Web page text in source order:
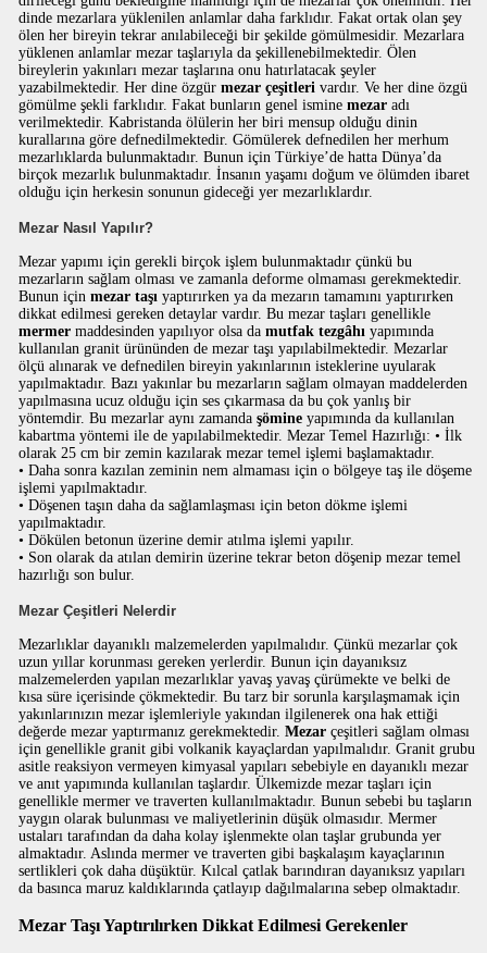
dinde mezarlara yüklenilen anlamlar daha farklıdır. Fakat ortak olan şey
ölen her bireyin tekrar anılabileceği bir şekilde gömülmesidir. Mezarlara
yüklenen anlamlar mezar taşlarıyla da şekillenebilmektedir. Ölen
bireylerin yakınları mezar taşlarına onu hatırlatacak şeyler
yazabilmektedir. Her dine özgürmezar çeşitleri vardır. Ve her dine özgü
gömülme şekli farklıdır. Fakat bunların genel isminemezar adı
verilmektedir. Kabristanda ölülerin her biri mensup olduğu dinin
kurallarına göre defnedilmektedir. Gömülerek defnedilen her merhum
mezarlıklarda bulunmaktadır. Bunun için Türkiye’de hatta Dünya’da
birçok mezarlık bulunmaktadır. İnsanın yaşamı doğum ve ölümden ibaret
olduğu için herkesin sonunun gideceği yer mezarlıklardır.
Mezar Nasıl Yapılır?
Mezar yapımı için gerekli birçok işlem bulunmaktadır çünkü bu
mezarların sağlam olması ve zamanla deforme olmaması gerekmektedir.
Bunun içinmezar taşı yaptırırken ya da mezarın tamamını yaptırırken
dikkat edilmesi gereken detaylar vardır. Bu mezar taşları genellikle
mermer maddesinden yapılıyor olsa damutfak tezgâhı yapımında
kullanılan granit ürününden de mezar taşı yapılabilmektedir. Mezarlar
ölçü alınarak ve defnedilen bireyin yakınlarının isteklerine uyularak
yapılmaktadır. Bazı yakınlar bu mezarların sağlam olmayan maddelerden
yapılmasına ucuz olduğu için ses çıkarmasa da bu çok yanlış bir
yöntemdir. Bu mezarlar aynı zamandaşömine yapımında da kullanılan
kabartma yöntemi ile de yapılabilmektedir. Mezar Temel Hazırlığı: • İlk
olarak 25 cm bir zemin kazılarak mezar temel işlemi başlamaktadır.
• Daha sonra kazılan zeminin nem almaması için o bölgeye taş ile döşeme
işlemi yapılmaktadır.
• Döşenen taşın daha da sağlamlaşması için beton dökme işlemi
yapılmaktadır.
• Dökülen betonun üzerine demir atılma işlemi yapılır.
• Son olarak da atılan demirin üzerine tekrar beton döşenip mezar temel
hazırlığı son bulur.
Mezar Çeşitleri Nelerdir
Mezarlıklar dayanıklı malzemelerden yapılmalıdır. Çünkü mezarlar çok
uzun yıllar korunması gereken yerlerdir. Bunun için dayanıksız
malzemelerden yapılan mezarlıklar yavaş yavaş çürümekte ve belki de
kısa süre içerisinde çökmektedir. Bu tarz bir sorunla karşılaşmamak için
yakınlarınızın mezar işlemleriyle yakından ilgilenerek ona hak ettiği
değerde mezar yaptırmanız gerekmektedir.Mezar çeşitleri sağlam olması
için genellikle granit gibi volkanik kayaçlardan yapılmalıdır. Granit grubu
asitle reaksiyon vermeyen kimyasal yapıları sebebiyle en dayanıklı mezar
ve anıt yapımında kullanılan taşlardır. Ülkemizde mezar taşları için
genellikle mermer ve traverten kullanılmaktadır. Bunun sebebi bu taşların
yaygın olarak bulunması ve maliyetlerinin düşük olmasıdır. Mermer
ustaları tarafından da daha kolay işlenmekte olan taşlar grubunda yer
almaktadır. Aslında mermer ve traverten gibi başkalaşım kayaçlarının
sertlikleri çok daha düşüktür. Kılcal çatlak barındıran dayanıksız yapıları
da basınca maruz kaldıklarında çatlayıp dağılmalarına sebep olmaktadır.
Mezar Taşı Yaptırılırken Dikkat Edilmesi Gerekenler